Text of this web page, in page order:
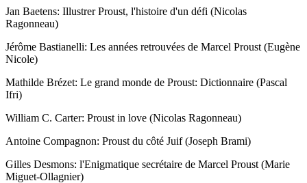
Jan Baetens: Illustrer Proust, l'histoire d'un défi (Nicolas
Ragonneau)
Jérôme Bastianelli: Les années retrouvées de Marcel Proust (Eugène
Nicole)
Mathilde Brézet: Le grand monde de Proust: Dictionnaire (Pascal
Ifri)
William C. Carter: Proust in love (Nicolas Ragonneau)
Antoine Compagnon: Proust du côté Juif (Joseph Brami)
Gilles Desmons: l'Enigmatique secrétaire de Marcel Proust (Marie
Miguet-Ollagnier)